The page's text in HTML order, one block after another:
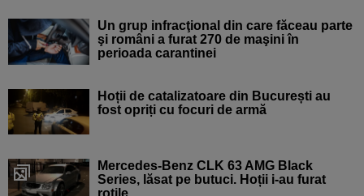
Un grup infracţional din care făceau parte
şi români a furat 270 de maşini în
perioada carantinei
Hoții de catalizatoare din București au
fost opriți cu focuri de armă
Mercedes-Benz CLK 63 AMG Black
Series, lăsat pe butuci. Hoții i-au furat
roțile